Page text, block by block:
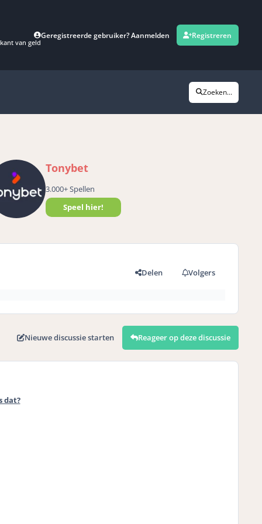
van geld
Geregistreerde gebruiker? Aanmelden Registreren
Zoeken...
Tonybet
3.000+ Spellen
Speel hier!
Delen Volgers
Nieuwe discussie starten Reageer op deze discussie
dat?